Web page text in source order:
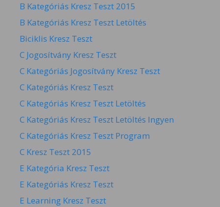
B Kategóriás Kresz Teszt 2015
B Kategóriás Kresz Teszt Letöltés
Biciklis Kresz Teszt
C Jogosítvány Kresz Teszt
C Kategóriás Jogosítvány Kresz Teszt
C Kategóriás Kresz Teszt
C Kategóriás Kresz Teszt Letöltés
C Kategóriás Kresz Teszt Letöltés Ingyen
C Kategóriás Kresz Teszt Program
C Kresz Teszt 2015
E Kategória Kresz Teszt
E Kategóriás Kresz Teszt
E Learning Kresz Teszt